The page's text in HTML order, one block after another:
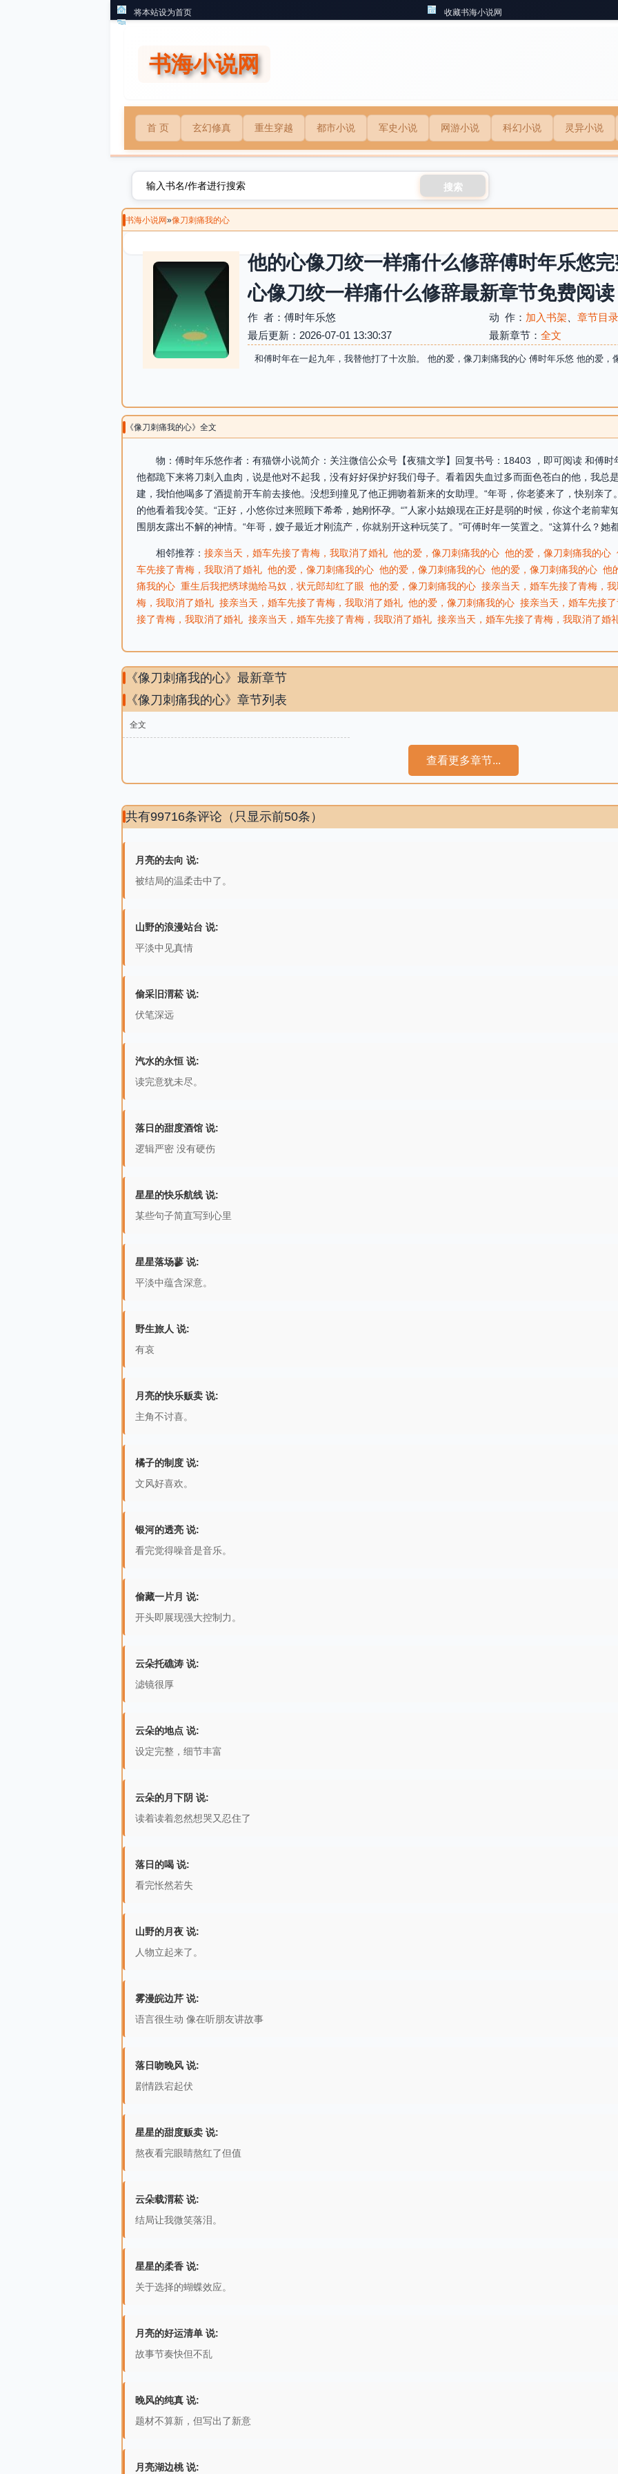
将本站设为首页 收藏书海小说网
书海小说网
首 页 玄幻修真 重生穿越 都市小说 军史小说 网游小说 科幻小说 灵异小说
搜索
书海小说网»像刀刺痛我的心
他的心像刀绞一样痛什么修辞傅时年乐悠
心像刀绞一样痛什么修辞最新章节免费阅读
作 者：傅时年乐悠 动 作： 加入书架
章节目录
最后更新：2026-07-01 13:30:37
最新章节： 全文
和傅时年在一起九年，我替他打了十次胎。 他的爱，像刀刺痛我的心 傅时年乐悠 他的爱，
《像刀刺痛我的心》全文
物：傅时年乐悠作者：有猫饼小说简介：关注微信公众号【夜猫文学】回复书号：18403 ，即可阅读 和傅
他都跪下来将刀刺入血肉，说是他对不起我，没有好好保护好我们母子。看着因失血过多而面色苍白的他，我总
建，我怕他喝多了酒提前开车前去接他。没想到撞见了他正拥吻着新来的女助理。“年哥，你老婆来了，快别亲
的他看着我冷笑。“正好，小悠你过来照顾下希希，她刚怀孕。“”人家小姑娘现在正好是弱的时候，你这个老前辈
围朋友露出不解的神情。“年哥，嫂子最近才刚流产，你就别开这种玩笑了。”可傅时年一笑置之。“这算什么？
相邻推荐： 接亲当天，婚车先接了青梅，我取消了婚礼 他的爱，像刀刺痛我的心 他的爱，像刀刺痛我的心
车先接了青梅，我取消了婚礼 他的爱，像刀刺痛我的心 他的爱，像刀刺痛我的心 他的爱，像刀刺痛我的心 他
痛我的心 重生后我把绣球抛给马奴，状元郎却红了眼 他的爱，像刀刺痛我的心 接亲当天，婚车先接了青梅，
梅，我取消了婚礼 接亲当天，婚车先接了青梅，我取消了婚礼 他的爱，像刀刺痛我的心 接亲当天，婚车先接
接了青梅，我取消了婚礼 接亲当天，婚车先接了青梅，我取消了婚礼 接亲当天，婚车先接了青梅，我取消了婚
《像刀刺痛我的心》最新章节
《像刀刺痛我的心》章节列表
全文
查看更多章节...
共有99716条评论（只显示前50条）
月亮的去向 说:
被结局的温柔击中了。
山野的浪漫站台 说:
平淡中见真情
偷采旧渭菘 说:
伏笔深远
汽水的永恒 说:
读完意犹未尽。
落日的甜度酒馆 说:
逻辑严密 没有硬伤
星星的快乐航线 说:
某些句子简直写到心里
星星落场蓼 说:
平淡中蕴含深意。
野生旅人 说:
有哀
月亮的快乐贩卖 说:
主角不讨喜。
橘子的制度 说:
文风好喜欢。
银河的透亮 说:
看完觉得噪音是音乐。
偷藏一片月 说:
开头即展现强大控制力。
云朵托礁涛 说:
滤镜很厚
云朵的地点 说:
设定完整，细节丰富
云朵的月下阴 说:
读着读着忽然想哭又忍住了
落日的喝 说:
看完怅然若失
山野的月夜 说:
人物立起来了。
雾漫皖边芹 说:
语言很生动 像在听朋友讲故事
落日吻晚风 说:
剧情跌宕起伏
星星的甜度贩卖 说:
熬夜看完眼睛熬红了但值
云朵载渭菘 说:
结局让我微笑落泪。
星星的柔香 说:
关于选择的蝴蝶效应。
月亮的好运清单 说:
故事节奏快但不乱
晚风的纯真 说:
题材不算新，但写出了新意
月亮湖边桃 说: